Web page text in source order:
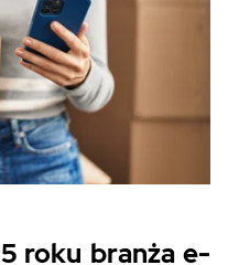
roku branża e-